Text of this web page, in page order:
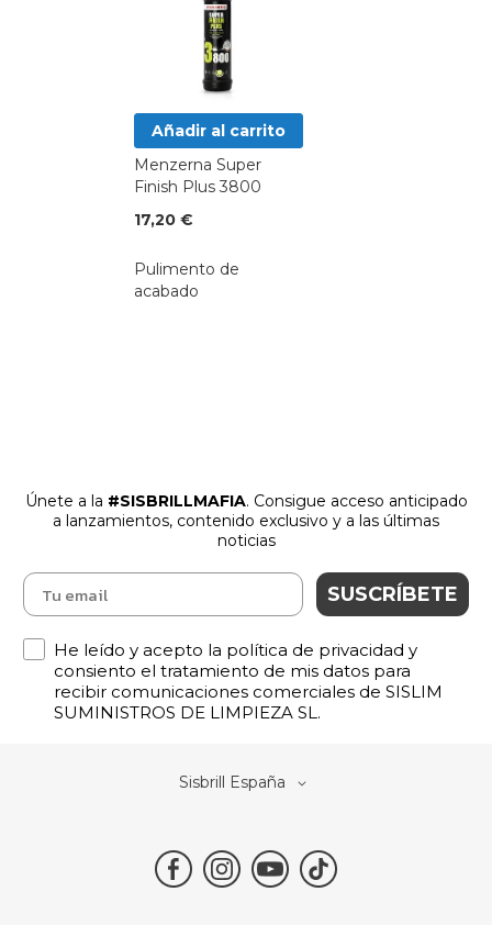
Añadir al carrito
Menzerna Super
Finish Plus 3800
17,20 €
Pulimento de
acabado
Únete a la #SISBRILLMAFIA. Consigue acceso anticipado
a lanzamientos, contenido exclusivo y a las últimas
noticias
SUSCRÍBETE
Política de Privacidad
He leído y acepto la política de privacidad y
consiento el tratamiento de mis datos para
recibir comunicaciones comerciales de SISLIM
SUMINISTROS DE LIMPIEZA SL.
Select
Sisbrill España